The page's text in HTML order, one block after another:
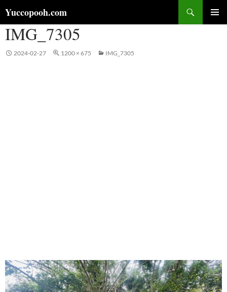
ン
テ
ン
ツ
Yuccopooh.com
索
IMG_7305
2024-02-27 1200 × 675 IMG_7305